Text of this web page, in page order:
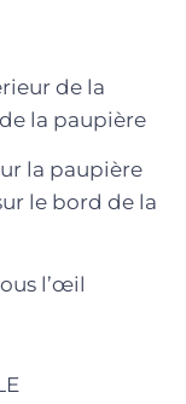
de la
la paupière
la paupière
le bord de la
l’œil